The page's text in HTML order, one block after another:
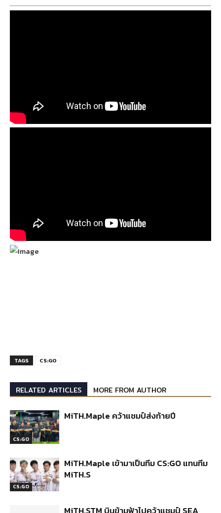
TAGS CS:GO
RELATED ARTICLES MORE FROM AUTHOR
CS:GO
MiTH.Maple คว้าแชมป์ส่งท้ายปี
CS:GO
MiTH.Maple เข้ามาเป็นทีม CS:GO แทนทีม
MiTH.S
MiTH.STM บินข้ามฟ้าไปคว้าแชมป์ SEA